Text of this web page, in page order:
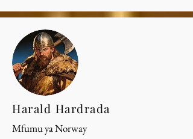
Harald Hardrada
Mfumu ya Norway